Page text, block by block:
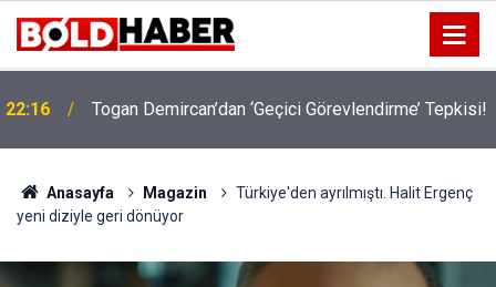
19:32 Sıcak Havalarda Ödem Şikayetini Hafife Almayın!
Anasayfa Magazin
Türkiye'den ayrılmıştı. Halit Ergenç
yeni diziyle geri dönüyor